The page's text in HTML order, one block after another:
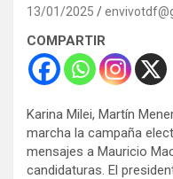
13/01/2025
COMPARTIR
Karina Milei, Martín
marcha la campaña
mensajes a Mauricio
candidaturas. El